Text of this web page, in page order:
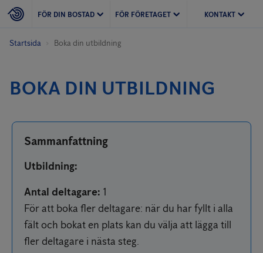
FÖR DIN BOSTAD FÖR FÖRETAGET KONTAKT
Startsida Boka din utbildning
BOKA DIN UTBILDNING
Sammanfattning
Utbildning:
Antal deltagare: 1
För att boka fler deltagare: när du har fyllt i alla
fält och bokat en plats kan du välja att lägga till
fler deltagare i nästa steg.